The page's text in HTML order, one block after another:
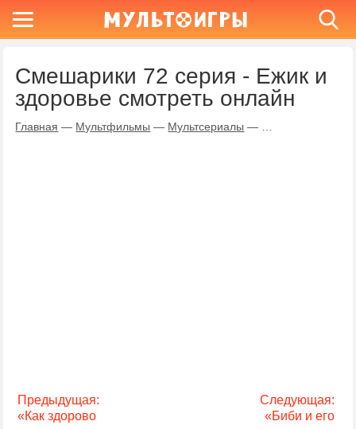
Смешарики 72 серия - Ежик и
здоровье смотреть онлайн
Главная — Мультфильмы — Мультсериалы —
Предыдущая:
«Как здорово
Следующая:
«Биби и его